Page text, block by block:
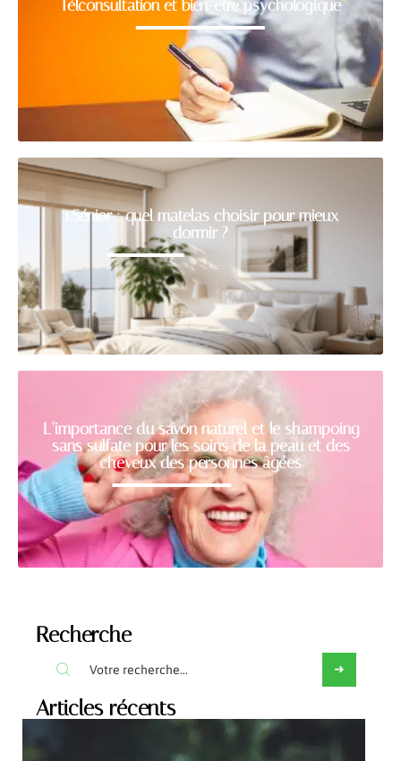
Télconsultation et bien-être psychologique
1.Sénior : quel matelas choisir pour mieux
dormir ?
L’importance du savon naturel et le shampoing
sans sulfate pour les soins de la peau et des
cheveux des personnes âgées
Recherche
Articles récents